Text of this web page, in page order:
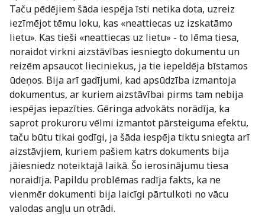
Taču pēdējiem šāda iespēja īsti netika dota, uzreiz
iezīmējot tēmu loku, kas «neattiecas uz izskatāmo
lietu». Kas tieši «neattiecas uz lietu» - to lēma tiesa,
noraidot virkni aizstāvības iesniegto dokumentu un
reizēm apsaucot lieciniekus, ja tie iepeldēja bīstamos
ūdeņos. Bija arī gadījumi, kad apsūdzība izmantoja
dokumentus, ar kuriem aizstāvībai pirms tam nebija
iespējas iepazīties. Gēringa advokāts norādīja, ka
saprot prokuroru vēlmi izmantot pārsteiguma efektu,
taču būtu tikai godīgi, ja šāda iespēja tiktu sniegta arī
aizstāvjiem, kuriem pašiem katrs dokuments bija
jāiesniedz noteiktajā laikā. Šo ierosinājumu tiesa
noraidīja. Papildu problēmas radīja fakts, ka ne
vienmēr dokumenti bija laicīgi pārtulkoti no vācu
valodas angļu un otrādi.